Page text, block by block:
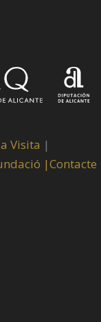
Visita |
|Contacte